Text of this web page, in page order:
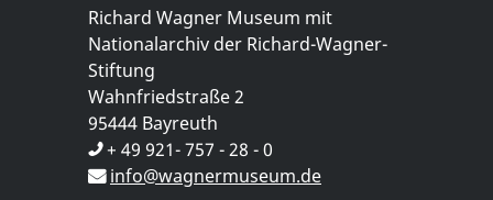
Richard Wagner Museum mit
Nationalarchiv der Richard-Wagner-
Stiftung
Wahnfriedstraße 2
95444 Bayreuth
+ 49 921- 757 - 28 - 0
info@wagnermuseum.de